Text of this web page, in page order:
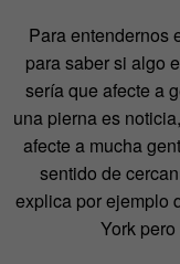
Para entendernos
para saber si algo
sería que afecte a
una pierna es
afecte a mucha
sentido de
explica por ejemplo
York